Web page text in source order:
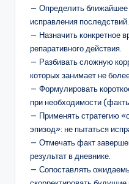
— Определить
исправления последствий.
— Назначить конкретное
репаративного действия.
— Разбивать сложную
которых занимает не
— Формулировать
при необходимости
— Применять стратегию
эпизод»: не пытаться
— Отмечать факт
результат в дневнике.
— Сопоставлять